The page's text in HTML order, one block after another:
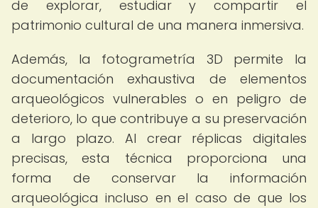
de explorar, estudiar y compartir el
patrimonio cultural de una manera inmersiva.
Además, la fotogrametría 3D permite la
documentación exhaustiva de elementos
arqueológicos vulnerables o en peligro de
deterioro, lo que contribuye a su preservación
a largo plazo. Al crear réplicas digitales
precisas, esta técnica proporciona una
forma de conservar la información
arqueológica incluso en el caso de que los